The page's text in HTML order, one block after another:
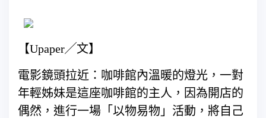
【Upaper╱文】
電影鏡頭拉近：咖啡館內溫暖的燈光，一對
年輕姊妹是這座咖啡館的主人，因為開店的
偶然，進行一場「以物易物」活動，將自己